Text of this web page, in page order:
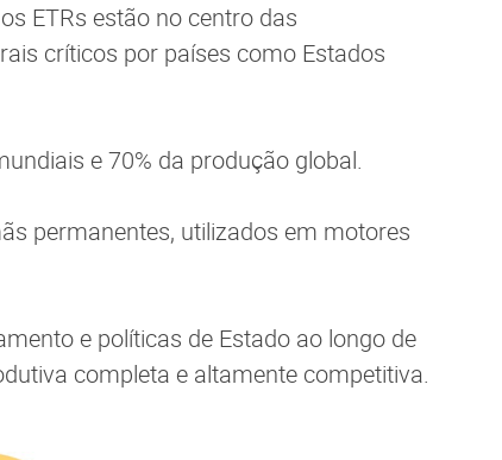
ETRs estão no centro das
críticos por países como Estados
e 70% da produção global.
permanentes, utilizados em motores
e políticas de Estado ao longo de
completa e altamente competitiva.